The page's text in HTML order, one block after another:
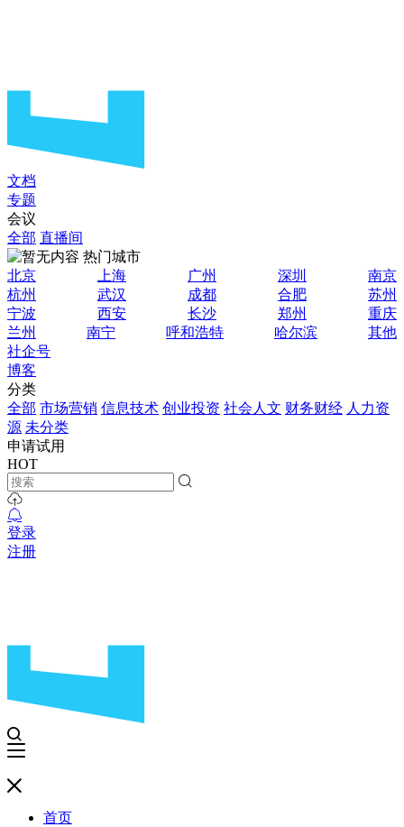
文档
专题
会议
全部 直播间
热门城市
北京
上海 广州 深圳
南京
杭州
武汉 成都 合肥
苏州
宁波
西安 长沙 郑州
重庆
兰州
南宁 呼和浩特 哈尔滨
其他
社企号
博客
分类
全部 市场营销 信息技术 创业投资 社会人文 财务财经 人力资
源 未分类
申请试用
HOT
登录
注册
首页